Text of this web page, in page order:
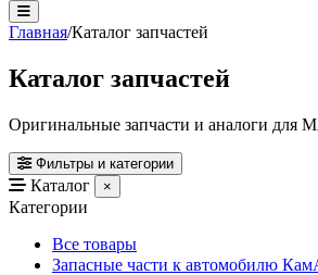
Главная/Каталог запчастей
Каталог запчастей
Оригинальные запчасти и аналоги
Фильтры и категории
Каталог ×
Категории
Все товары
Запасные части к автомобилю